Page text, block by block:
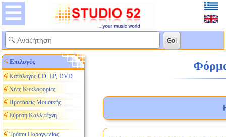
Επιλογές
Κατάλογος CD, LP, DVD
Νέες Κυκλοφορίες
Προτάσεις Μουσικής
Εύρεση Καλλιτέχνη
Τρόποι Παραγγελίας